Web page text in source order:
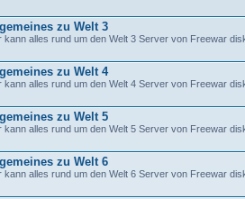
zu Welt 3
kann alles rund um den Welt 3 Server von Freewar
zu Welt 4
kann alles rund um den Welt 4 Server von Freewar
zu Welt 5
kann alles rund um den Welt 5 Server von Freewar
zu Welt 6
kann alles rund um den Welt 6 Server von Freewar